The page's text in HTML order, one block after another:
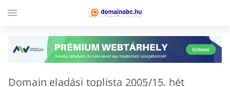
Domain eladási toplista 2005/15. hét
menu